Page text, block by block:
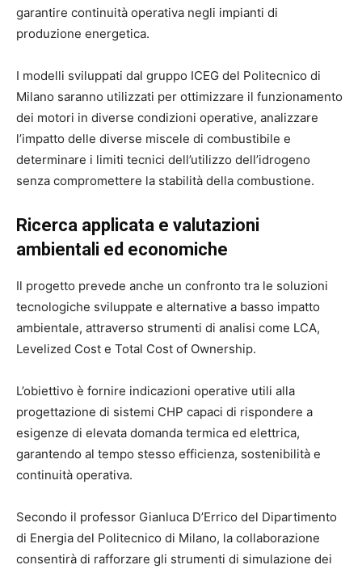
garantire continuità operativa negli impianti di
produzione energetica.
I modelli sviluppati dal gruppo ICEG del Politecnico di
Milano saranno utilizzati per ottimizzare il funzionamento
dei motori in diverse condizioni operative, analizzare
l’impatto delle diverse miscele di combustibile e
determinare i limiti tecnici dell’utilizzo dell’idrogeno
senza compromettere la stabilità della combustione.
Ricerca applicata e valutazioni
ambientali ed economiche
Il progetto prevede anche un confronto tra le soluzioni
tecnologiche sviluppate e alternative a basso impatto
ambientale, attraverso strumenti di analisi come LCA,
Levelized Cost e Total Cost of Ownership.
L’obiettivo è fornire indicazioni operative utili alla
progettazione di sistemi CHP capaci di rispondere a
esigenze di elevata domanda termica ed elettrica,
garantendo al tempo stesso efficienza, sostenibilità e
continuità operativa.
Secondo il professor Gianluca D’Errico del Dipartimento
di Energia del Politecnico di Milano, la collaborazione
consentirà di rafforzare gli strumenti di simulazione dei